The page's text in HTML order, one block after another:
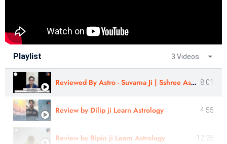
Playlist 3 Videos
Reviewed By Astro - Suvarna Ji | Sshree Astro Vastu 8:01
Review by Dilip ji Learn Astrology 4:55
Review by Bipin ji Learn Astrology 12:25